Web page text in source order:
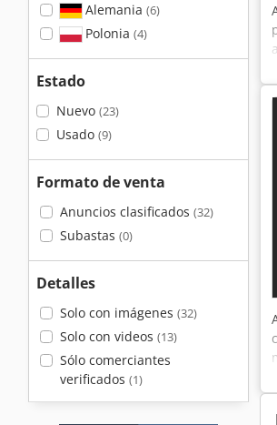
Alemania (6)
Polonia (4)
Estado
Nuevo (23)
Usado (9)
Formato de venta
Anuncios clasificados (32)
Subastas (0)
Detalles
Solo con imágenes (32)
Solo con videos (13)
Sólo comerciantes
verificados (1)